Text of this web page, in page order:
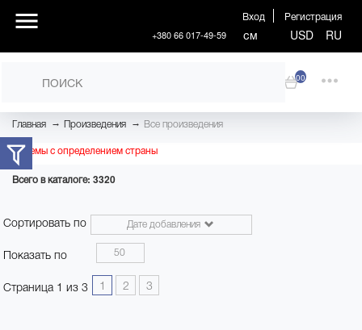
Вход Регистрация
+380 66 017-49-59 см USD RU
00
Главная → Произведения → Все произведения
Проблемы с определением страны
Всего в каталоге: 3320
Сортировать по Дате добавления
Показать по 50
Страница 1 из 3 1 2 3